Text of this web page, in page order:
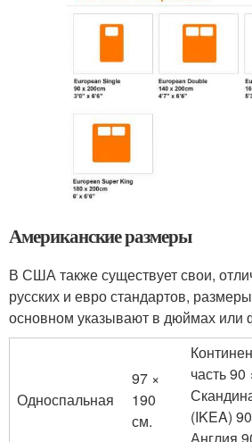
Американские размеры
В США также существует свои,
русских и евро стандартов,
основном указывают в дюймах или
Односпальная
97 ×
190
см.
часть
(IKEA)
Англия